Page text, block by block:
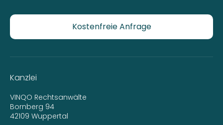
Kostenfreie Anfrage
Kanzlei
VINQO Rechtsanwälte
Bornberg 94
42109 Wuppertal